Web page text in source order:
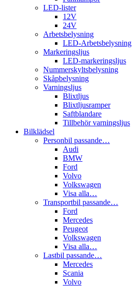
LED-lister
12V
24V
Arbetsbelysning
LED-Arbetsbelysning
Markeringsljus
LED-markeringsljus
Nummerskyltsbelysning
Skåpbelysning
Varningsljus
Blixtljus
Blixtljusramper
Saftblandare
Tillbehör varningsljus
Bilklädsel
Personbil passande…
Audi
BMW
Ford
Volvo
Volkswagen
Visa alla…
Transportbil passande…
Ford
Mercedes
Peugeot
Volkswagen
Visa alla…
Lastbil passande…
Mercedes
Scania
Volvo